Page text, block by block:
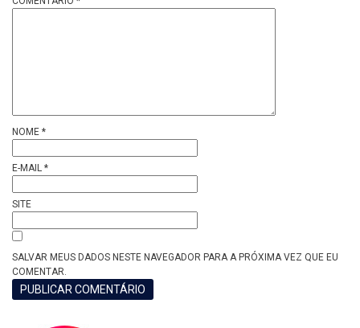
NOME *
E-MAIL *
SITE
SALVAR MEUS DADOS NESTE NAVEGADOR PARA A PRÓXIMA VEZ QUE EU
COMENTAR.